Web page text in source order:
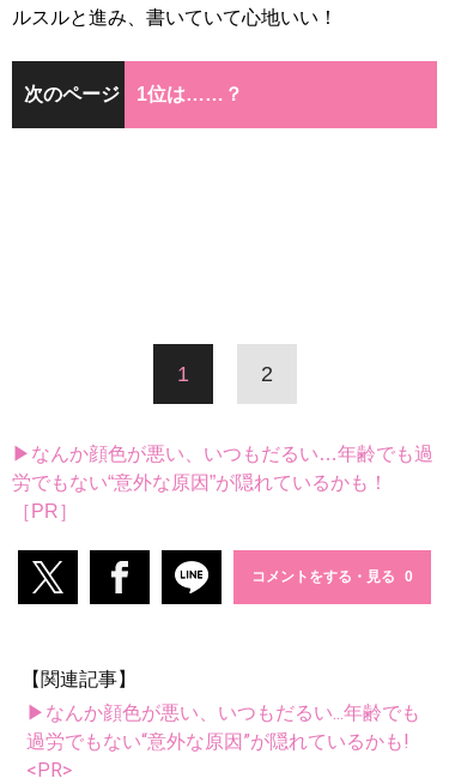
ルスルと進み、書いていて心地いい！
次のページ 1位は……？
1 2
▶なんか顔色が悪い、いつもだるい…年齢でも過
労でもない“意外な原因”が隠れているかも！
［PR］
コメントをする・見る
【関連記事】
▶なんか顔色が悪い、いつもだるい...年齢でも
過労でもない“意外な原因”が隠れているかも!
<PR>